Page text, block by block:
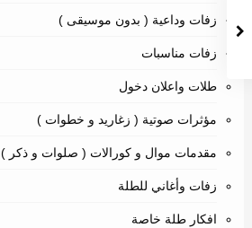
زفات وداعية ( بدون موسيقى )
زفات مناسبات
طلات واعلان دخول
مؤثرات صوتية ( زغاريد و خطوات )
مقدمات موال و كورالات ( صلوات و ذكر )
زفات وأغاني للطلة
افكار طلة خاصة